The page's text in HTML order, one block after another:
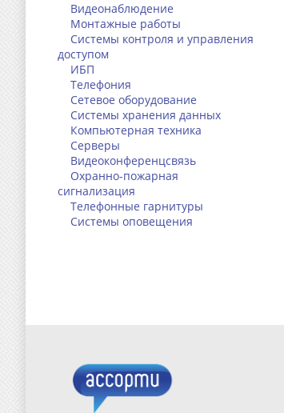
Видеонаблюдение
Монтажные работы
Системы контроля и управления
доступом
ИБП
Телефония
Сетевое оборудование
Системы хранения данных
Компьютерная техника
Серверы
Видеоконференцсвязь
Охранно-пожарная
сигнализация
Телефонные гарнитуры
Системы оповещения